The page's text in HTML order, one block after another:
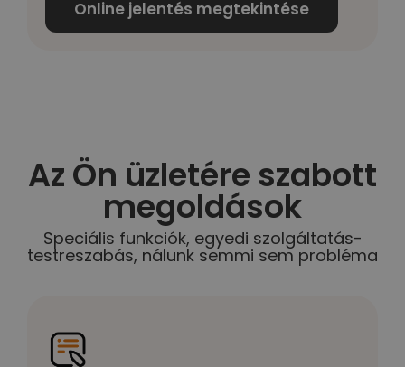
Online jelentés megtekintése
Az Ön üzletére szabott
megoldások
Speciális funkciók, egyedi szolgáltatás-
testreszabás, nálunk semmi sem probléma